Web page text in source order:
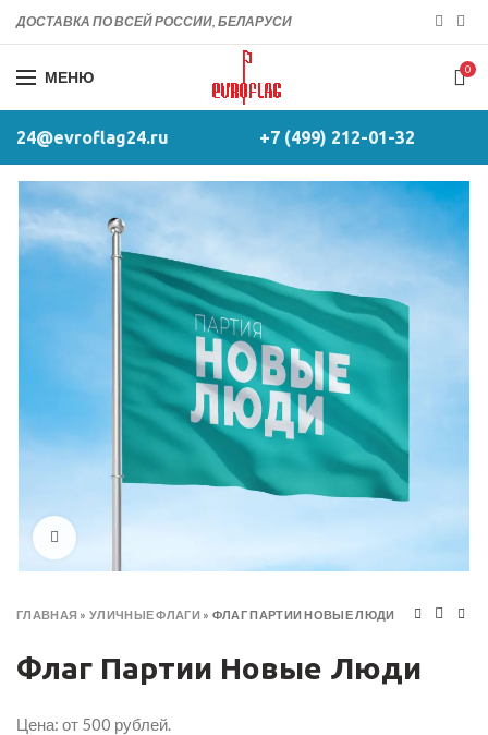
ДОСТАВКА ПО ВСЕЙ РОССИИ, БЕЛАРУСИ
МЕНЮ 0
24@evroflag24.ru +7 (499) 212-01-32
ГЛАВНАЯ »УЛИЧНЫЕ ФЛАГИ » ФЛАГ ПАРТИИ НОВЫЕ ЛЮДИ
Флаг Партии Новые Люди
Цена: от 500 рублей.